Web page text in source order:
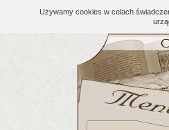
Używamy cookies w celach